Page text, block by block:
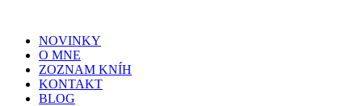
NOVINKY
O MNE
ZOZNAM KNÍH
KONTAKT
BLOG